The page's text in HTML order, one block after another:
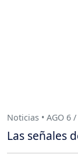
Noticias • AGO 6
Las señales